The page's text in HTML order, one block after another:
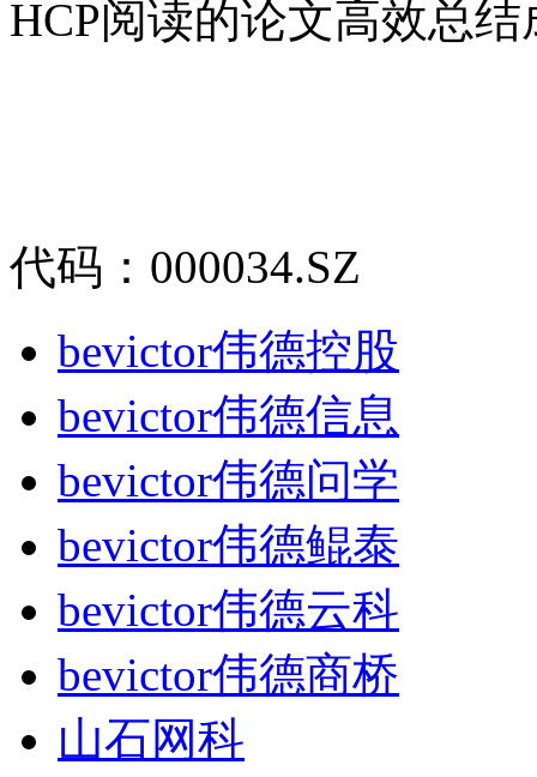
HCP阅读的论文高效总结
代码：000034.SZ
bevictor伟德控股
bevictor伟德信息
bevictor伟德问学
bevictor伟德鲲泰
bevictor伟德云科
bevictor伟德商桥
山石网科